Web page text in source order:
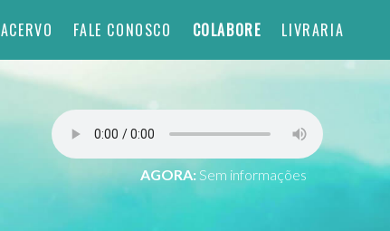
ACERVO FALE CONOSCO COLABORE LIVRARIA
AGORA: Sem informações